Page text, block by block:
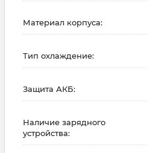
Материал корпуса:
Тип охлаждение:
Защита АКБ:
Наличие зарядного
устройства: